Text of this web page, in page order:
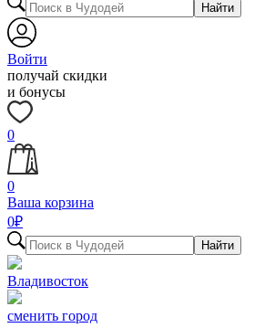
Найти
Войти
получай скидки
и бонусы
0
0
Ваша корзина
0₽
Найти
Владивосток
сменить город